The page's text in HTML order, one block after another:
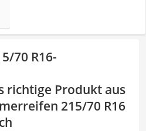
70 R16-
richtige Produkt aus
215/70 R16